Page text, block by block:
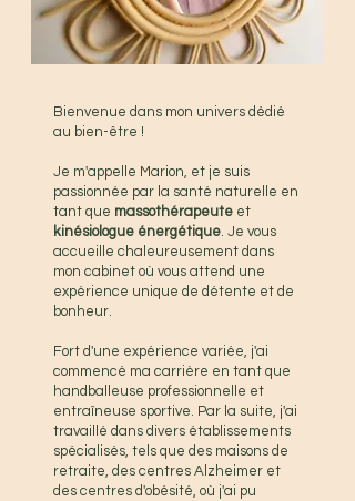
Bienvenue dans mon univers dédié
au bien-être !
Je m'appelle Marion, et je suis
passionnée par la santé naturelle en
tant que massothérapeute et
kinésiologue énergétique. Je vous
accueille chaleureusement dans
mon cabinet où vous attend une
expérience unique de détente et de
bonheur.
Fort d'une expérience variée, j'ai
commencé ma carrière en tant que
handballeuse professionnelle et
entraîneuse sportive. Par la suite, j'ai
travaillé dans divers établissements
spécialisés, tels que des maisons de
retraite, des centres Alzheimer et
des centres d'obésité, où j'ai pu